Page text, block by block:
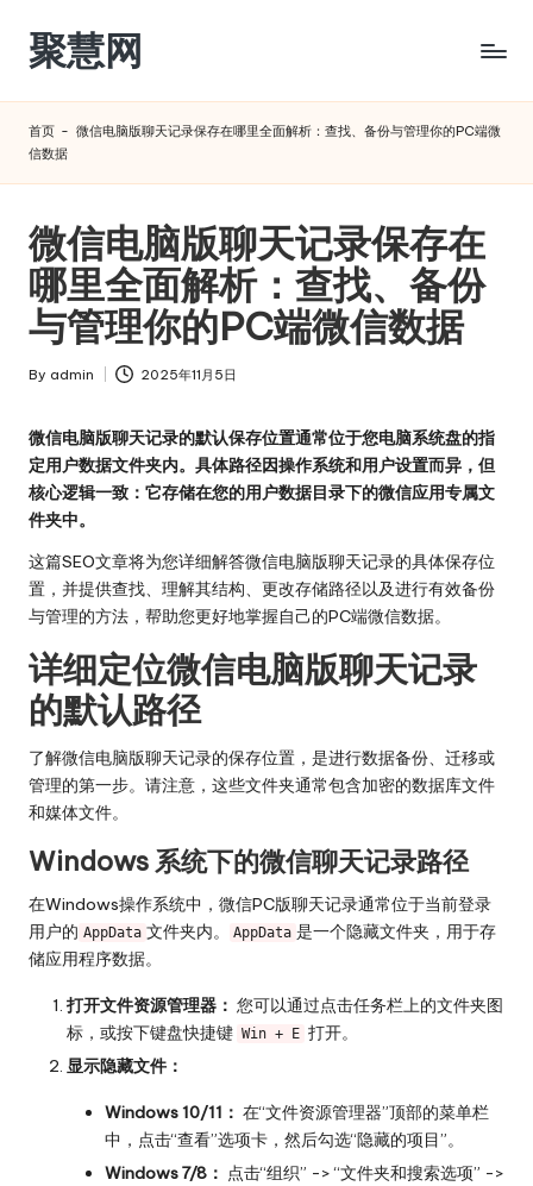
Skip
content
聚慧网
首页 - 微信电脑版聊天记录保存在哪里全面解析：查找、备份与管理你的PC端微
信数据
微信电脑版聊天记录保存在
哪里全面解析：查找、备份
与管理你的PC端微信数据
Posted
By admin 2025年11月5日
微信电脑版聊天记录的默认保存位置通常位于您电脑系统盘的指
定用户数据文件夹内。具体路径因操作系统和用户设置而异，但
核心逻辑一致：它存储在您的用户数据目录下的微信应用专属文
件夹中。
这篇SEO文章将为您详细解答微信电脑版聊天记录的具体保存位
置，并提供查找、理解其结构、更改存储路径以及进行有效备份
与管理的方法，帮助您更好地掌握自己的PC端微信数据。
详细定位微信电脑版聊天记录
的默认路径
了解微信电脑版聊天记录的保存位置，是进行数据备份、迁移或
管理的第一步。请注意，这些文件夹通常包含加密的数据库文件
和媒体文件。
Windows 系统下的微信聊天记录路径
在Windows操作系统中，微信PC版聊天记录通常位于当前登录
用户的 AppData 文件夹内。 AppData 是一个隐藏文件夹，用于存
储应用程序数据。
打开文件资源管理器： 您可以通过点击任务栏上的文件夹图
标，或按下键盘快捷键 Win + E 打开。
显示隐藏文件：
Windows 10/11： 在“文件资源管理器”顶部的菜单栏
中，点击“查看”选项卡，然后勾选“隐藏的项目”。
Windows 7/8： 点击“组织” -> “文件夹和搜索选项” ->